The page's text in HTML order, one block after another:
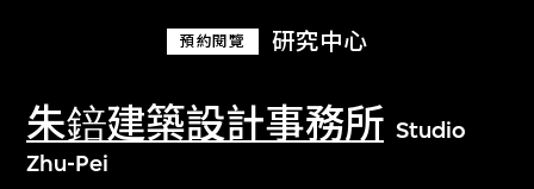
預約閱覽 研究中心
朱錇建築設計事務所 Studio
Zhu-Pei